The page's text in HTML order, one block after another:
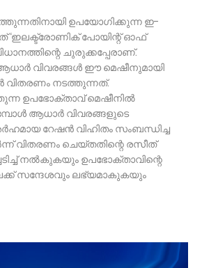
ഉപയോഗിക്കുന്ന ഇ-
‘ഇലക്ട്രോണിക് പോയിന്റ് ഓഫ്
ചുരുക്കപ്പേരാണ്.
വിവരങ്ങൾ ഈ മെഷീനുമായി
വിതരണം നടത്തുന്നത്.
ഉപഭോക്താവ് മെഷീനിൽ
ആധാർ വിവരങ്ങളുടെ
റേഷൻ വിഹിതം സംബന്ധിച്ച
വിതരണം ചെയ്തതിന്റെ രസീത്
നൽകുകയും ഉപഭോക്താവിന്റെ
സന്ദേശവും ലഭ്യമാകുകയും